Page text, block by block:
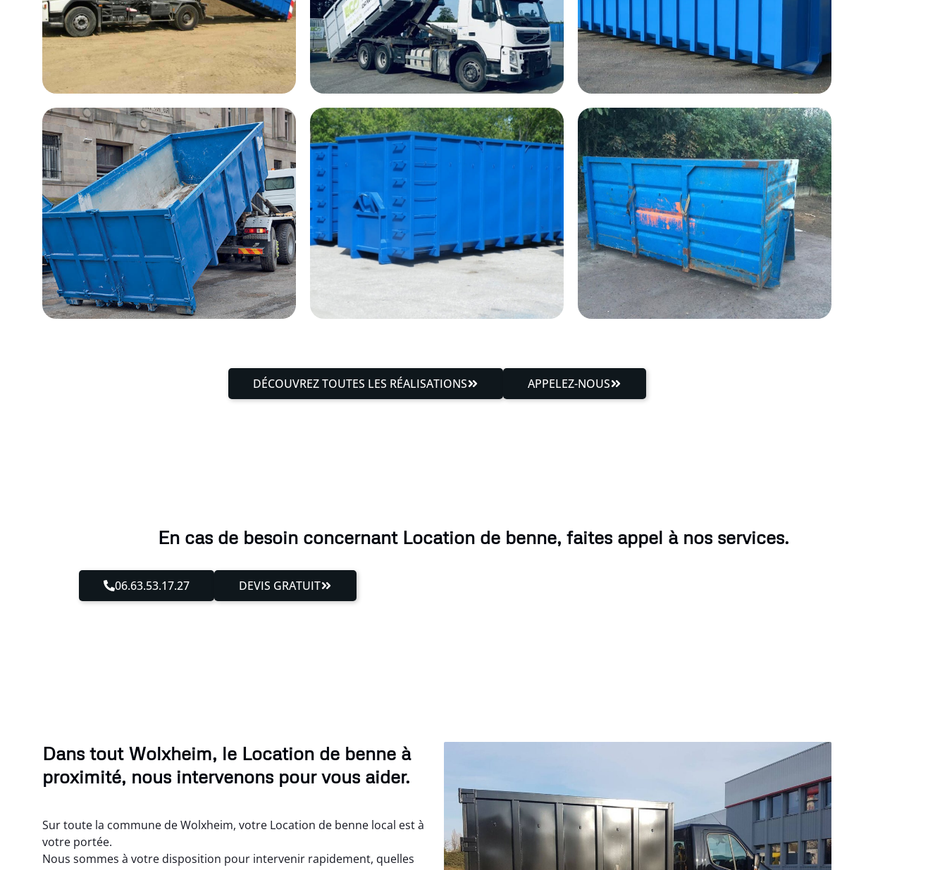
DÉCOUVREZ TOUTES LES RÉALISATIONS APPELEZ-NOUS
En cas de besoin concernant Location de benne, faites appel à nos services.
06.63.53.17.27 DEVIS GRATUIT
Dans tout Wolxheim, le Location de benne à
proximité, nous intervenons pour vous aider.
Sur toute la commune de Wolxheim, votre Location de benne local est à
votre portée.
Nous sommes à votre disposition pour intervenir rapidement, quelles